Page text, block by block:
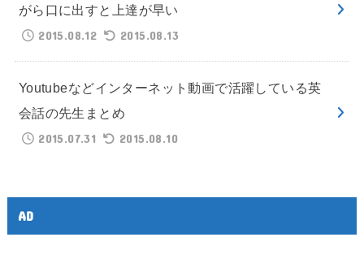
がら口に出すと上達が早い
2015.08.12
2015.08.13
Youtubeなどインターネット動画で活躍している英
会話の先生まとめ
2015.07.31
2015.08.10
AD